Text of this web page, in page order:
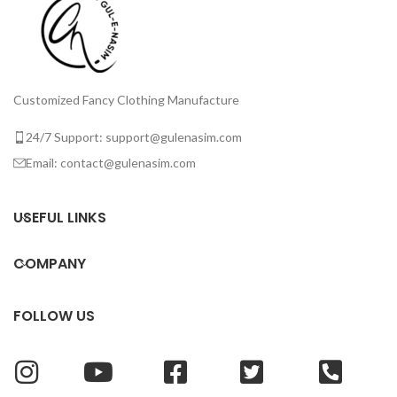
Customized Fancy Clothing Manufacture
24/7 Support: support@gulenasim.com
Email: contact@gulenasim.com
USEFUL LINKS
COMPANY
FOLLOW US